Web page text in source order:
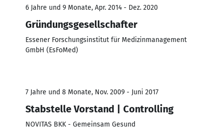
6 Jahre und 9 Monate, Apr. 2014 - Dez. 2020
Gründungsgesellschafter
Essener Forschungsinstitut für Medizinmanagement
GmbH (EsFoMed)
7 Jahre und 8 Monate, Nov. 2009 - Juni 2017
Stabstelle Vorstand | Controlling
NOVITAS BKK - Gemeinsam Gesund